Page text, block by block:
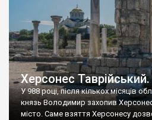
Херсонес
У 988 році, після кількох місяців
князь Володимир захопив
місто. Саме взяття Херсонесу